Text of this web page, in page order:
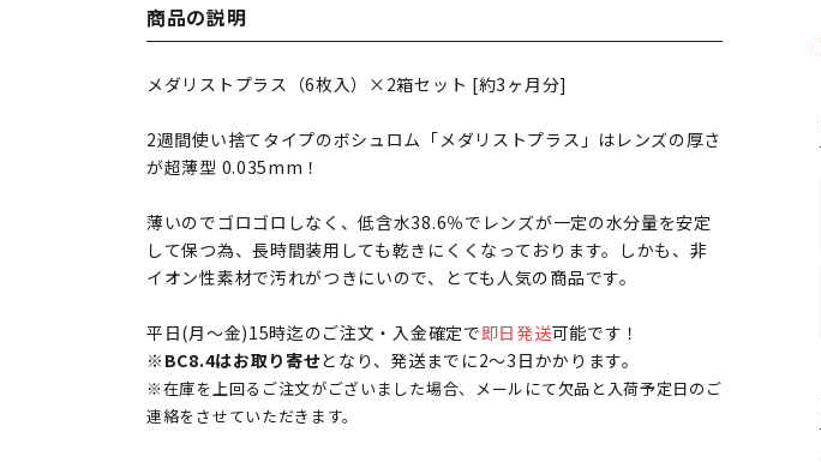
商品の説明
メダリストプラス（6枚入）×2箱セット [約3ヶ月分]
2週間使い捨てタイプのボシュロム「メダリストプラス」はレンズの厚さ
が超薄型 0.035mm！
薄いのでゴロゴロしなく、低含水38.6％でレンズが一定の水分量を安定
して保つ為、長時間装用しても乾きにくくなっております。しかも、非
イオン性素材で汚れがつきにいので、とても人気の商品です。
平日(月～金)15時迄のご注文・入金確定で即日発送可能です！
※ BC8.4はお取り寄せとなり、発送までに2～3日かかります。
※在庫を上回るご注文がございました場合、メールにて欠品と入荷予定日のご
連絡をさせていただきます。